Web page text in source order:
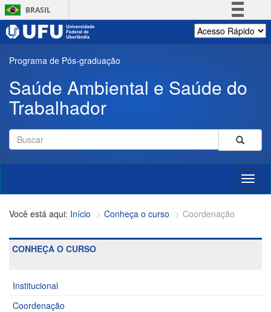
Pular
para
conteúdo
principal
BRASIL
Simplifique!
Acesso à informação
Programa de Pós-graduação
Saúde Ambiental e Saúde do
Trabalhador
Formulário
deBuscar
Início
Conheça o curso Coordenação
CONHEÇA O CURSO
Institucional
Coordenação